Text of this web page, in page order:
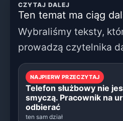
CZYTAJ DALEJ
Ten temat ma ciąg
Wybraliśmy teksty,
prowadzą czytelnika
NAJPIERW PRZECZYTAJ
Telefon służbowy nie
smyczą. Pracownik na
odbierać
ten sam dział